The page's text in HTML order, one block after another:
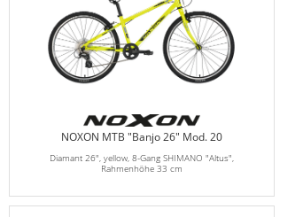
NOXON MTB "Banjo 26" Mod. 20
Diamant 26", yellow, 8-Gang SHIMANO "Altus",
Rahmenhöhe 33 cm